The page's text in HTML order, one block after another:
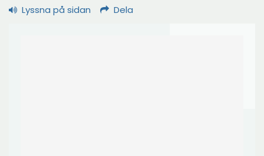
Lyssna på sidan Dela